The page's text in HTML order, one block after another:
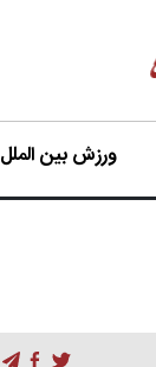
ورزش بین الملل